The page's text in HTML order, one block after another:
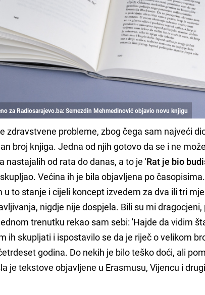
za Radiosarajevo.ba: Semezdin Mehmedinović objavio novu knjigu
zdravstvene probleme, zbog čega sam najveći
broj knjiga. Jedna od njih gotovo da se i ne
nastajalih od rata do danas, a to je 'Rat je bio
Većina ih je bila objavljena po
to stanje i cijeli koncept izvedem za dva ili tri
nigdje nije dospjela. Bili su mi
trenutku rekao sam sebi: 'Hajde da vidim
ih skupljati i ispostavilo se da je riječ o velikom
godina. Do nekih je bilo teško doći, ali
je tekstove objavljene u Erasmusu, Vijencu i